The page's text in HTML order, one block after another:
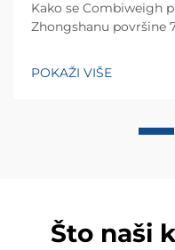
Kako se Combiweigh
Zhongshanu površine
zemalja. Otkrijte
tehtanjezažali
POKAŽI VIŠE
Što naši